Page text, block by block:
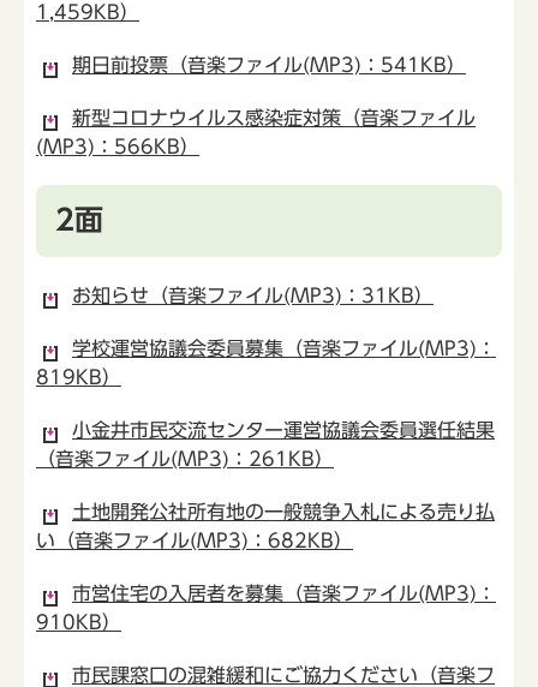
1,459KB）
期日前投票（音楽ファイル(MP3)：541KB）
新型コロナウイルス感染症対策（音楽ファイル
(MP3)：566KB）
2面
お知らせ（音楽ファイル(MP3)：31KB）
学校運営協議会委員募集（音楽ファイル(MP3)：
819KB）
小金井市民交流センター運営協議会委員選任結果
（音楽ファイル(MP3)：261KB）
土地開発公社所有地の一般競争入札による売り払
い（音楽ファイル(MP3)：682KB）
市営住宅の入居者を募集（音楽ファイル(MP3)：
910KB）
市民課窓口の混雑緩和にご協力ください（音楽フ